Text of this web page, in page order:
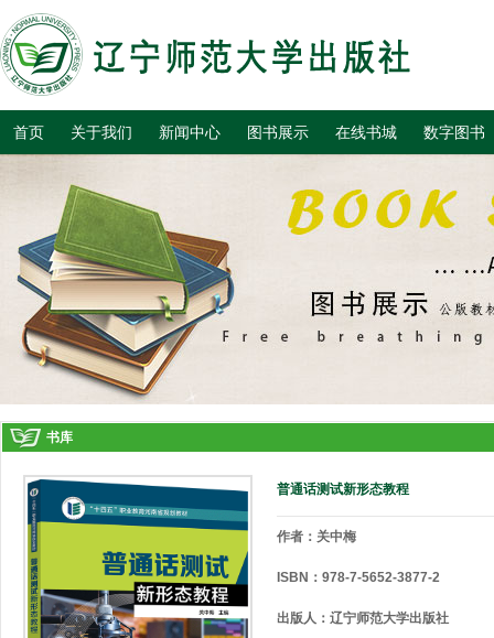
首页 关于我们 新闻中心 图书展示 在线书城 数字图书
书库
普通话测试新形态教程
作者：关中梅
ISBN：978-7-5652-3877-2
出版人：辽宁师范大学出版社